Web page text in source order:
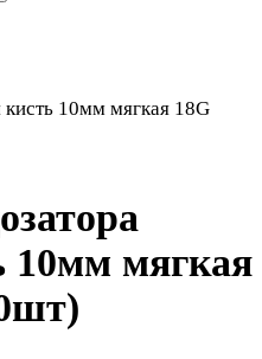
кисть 10мм мягкая 18G
10мм мягкая